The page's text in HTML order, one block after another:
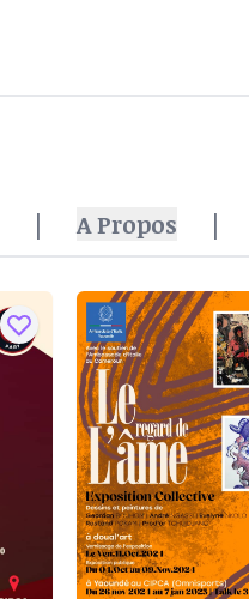
| A Propos |